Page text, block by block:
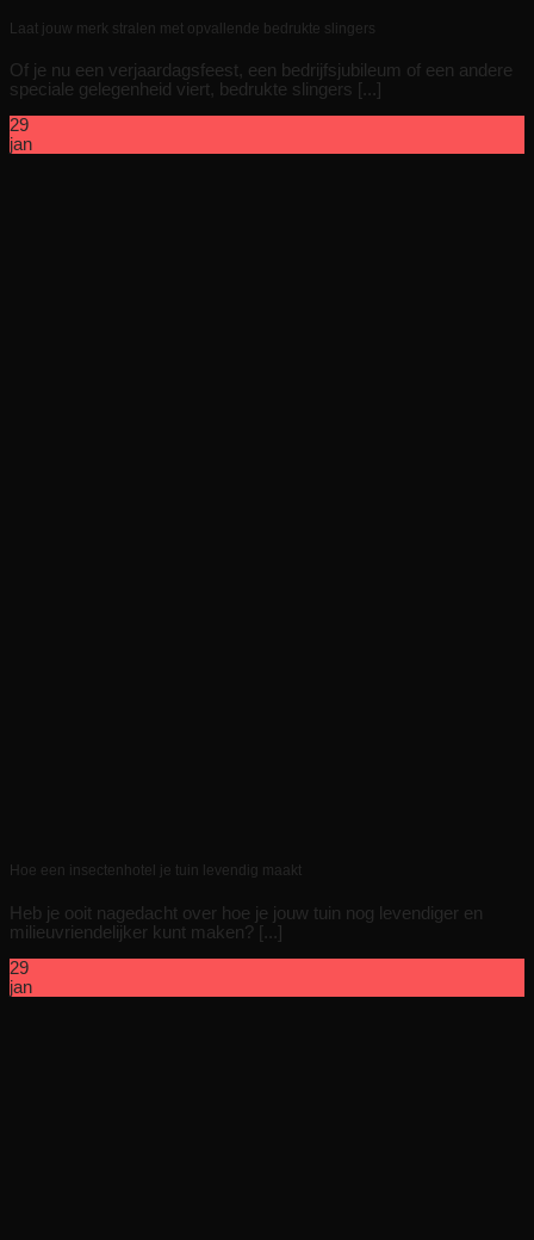
Laat jouw merk stralen met opvallende bedrukte slingers
Of je nu een verjaardagsfeest, een bedrijfsjubileum of een andere
speciale gelegenheid viert, bedrukte slingers [...]
29
jan
Hoe een insectenhotel je tuin levendig maakt
Heb je ooit nagedacht over hoe je jouw tuin nog levendiger en
milieuvriendelijker kunt maken? [...]
29
jan